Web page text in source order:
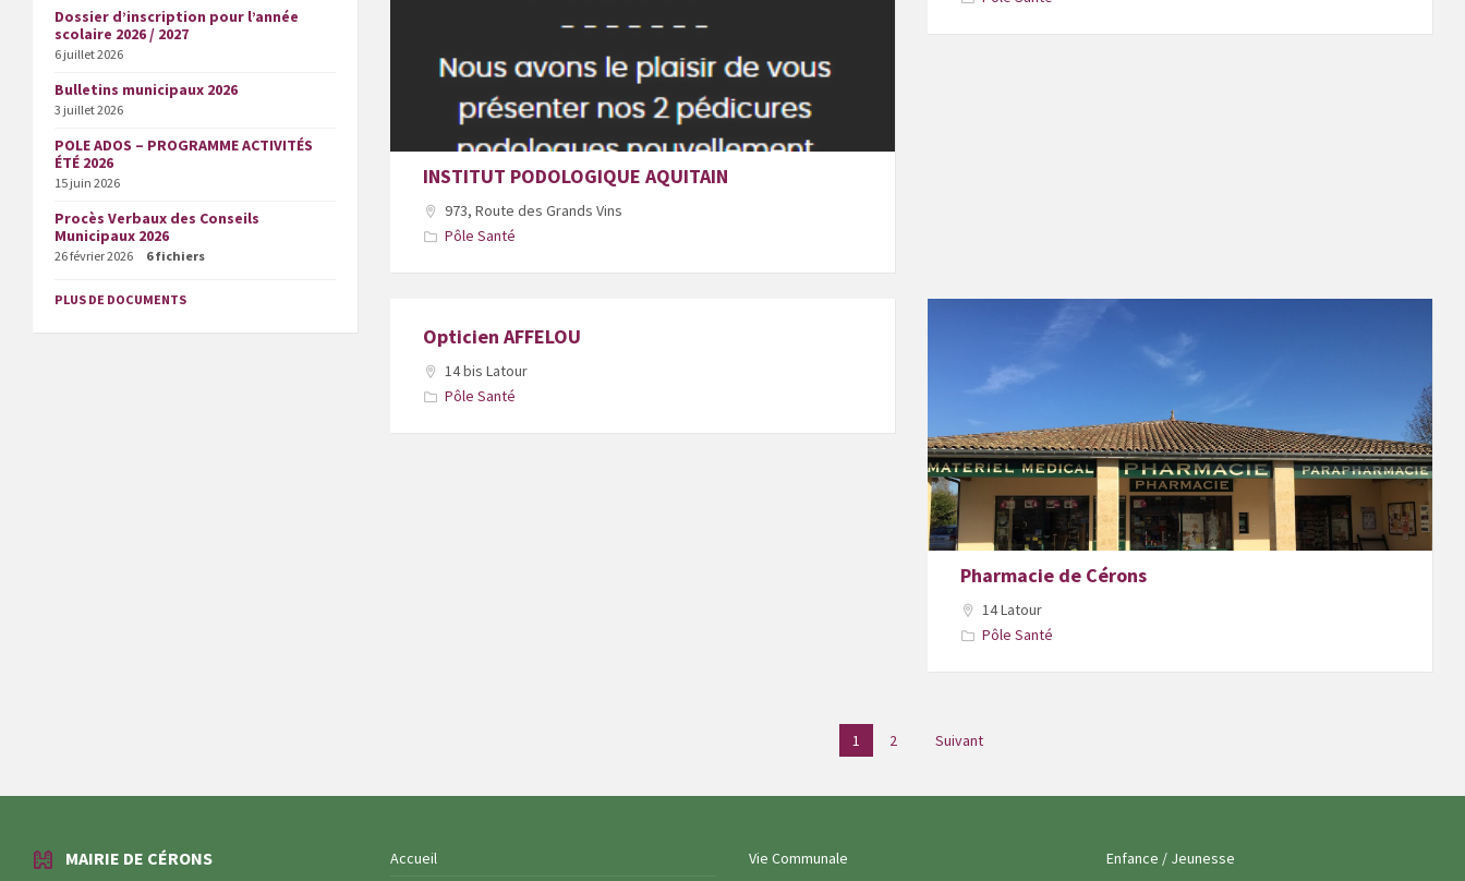
INSTITUT PODOLOGIQUE AQUITAIN
973, Route des Grands Vins
Pôle Santé
Opticien AFFELOU
14 bis Latour
Pôle Santé
Pharmacie de Cérons
14 Latour
Pôle Santé
publications
1 2 Suivant
Dossier d’inscription pour l’année
scolaire 2026 / 2027
6 juillet 2026
Bulletins municipaux 2026
3 juillet 2026
POLE ADOS – PROGRAMME ACTIVITÉS
ÉTÉ 2026
15 juin 2026
Procès Verbaux des Conseils
Municipaux 2026
26 février 2026 6 fichiers
PLUS DE DOCUMENTS
MAIRIE DE CÉRONS Accueil
Vie Communale
Enfance / Jeunesse